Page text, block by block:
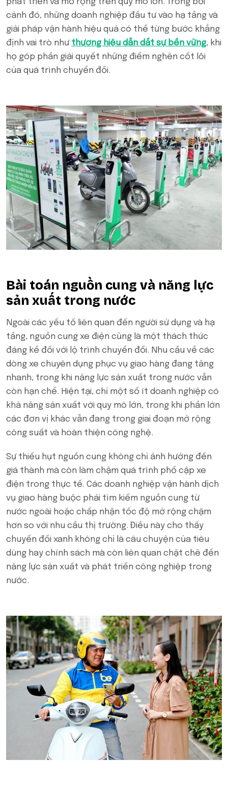
phát triển và mở rộng trên quy mô lớn. Trong bối
cảnh đó, những doanh nghiệp đầu tư vào hạ tầng và
giải pháp vận hành hiệu quả có thể từng bước khẳng
định vai trò như thương hiệu dẫn dắt sự bền vững, khi
họ góp phần giải quyết những điểm nghẽn cốt lõi
của quá trình chuyển đổi.
Bài toán nguồn cung và năng lực
sản xuất trong nước
Ngoài các yếu tố liên quan đến người sử dụng và hạ
tầng, nguồn cung xe điện cũng là một thách thức
đáng kể đối với lộ trình chuyển đổi. Nhu cầu về các
dòng xe chuyên dụng phục vụ giao hàng đang tăng
nhanh, trong khi năng lực sản xuất trong nước vẫn
còn hạn chế. Hiện tại, chỉ một số ít doanh nghiệp có
khả năng sản xuất với quy mô lớn, trong khi phần lớn
các đơn vị khác vẫn đang trong giai đoạn mở rộng
công suất và hoàn thiện công nghệ.
Sự thiếu hụt nguồn cung không chỉ ảnh hưởng đến
giá thành mà còn làm chậm quá trình phổ cập xe
điện trong thực tế. Các doanh nghiệp vận hành dịch
vụ giao hàng buộc phải tìm kiếm nguồn cung từ
nước ngoài hoặc chấp nhận tốc độ mở rộng chậm
hơn so với nhu cầu thị trường. Điều này cho thấy
chuyển đổi xanh không chỉ là câu chuyện của tiêu
dùng hay chính sách mà còn liên quan chặt chẽ đến
năng lực sản xuất và phát triển công nghiệp trong
nước.